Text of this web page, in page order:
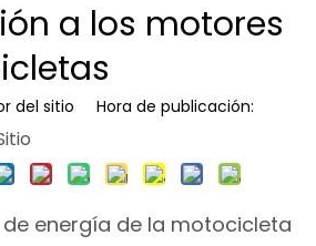
a los motores
del sitio Hora de publicación:
energía de la motocicleta